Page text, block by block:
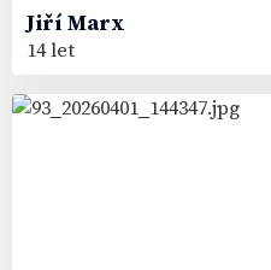
Jiří Marx
14 let